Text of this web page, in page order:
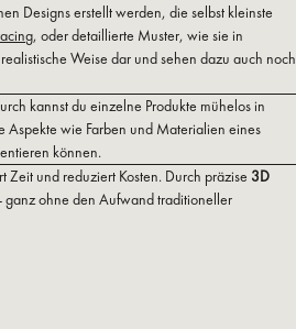
Designs erstellt werden, die selbst kleinste
, oder detaillierte Muster, wie sie in
Weise dar und sehen dazu auch noch
kannst du einzelne Produkte mühelos in
Aspekte wie Farben und Materialien eines
können.
und reduziert Kosten. Durch präzise 3D
ganz ohne den Aufwand traditioneller